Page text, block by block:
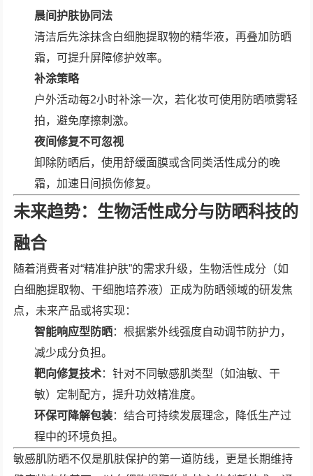
晨间护肤协同法
清洁后先涂抹含白细胞提取物的精华液，再叠加防晒
霜，可提升屏障修护效率。
补涂策略
户外活动每2小时补涂一次，若化妆可使用防晒喷雾轻
拍，避免摩擦刺激。
夜间修复不可忽视
卸除防晒后，使用舒缓面膜或含同类活性成分的晚
霜，加速日间损伤修复。
未来趋势：生物活性成分与防晒科技的
融合
随着消费者对“精准护肤”的需求升级，生物活性成分（如
白细胞提取物、干细胞培养液）正成为防晒领域的研发焦
点，未来产品或将实现：
智能响应型防晒：根据紫外线强度自动调节防护力，
减少成分负担。
靶向修复技术：针对不同敏感肌类型（如油敏、干
敏）定制配方，提升功效精准度。
环保可降解包装：结合可持续发展理念，降低生产过
程中的环境负担。
敏感肌防晒不仅是肌肤保护的第一道防线，更是长期维持